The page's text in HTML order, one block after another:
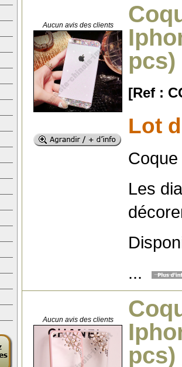
Aucun avis des clients
pcs)
[Ref :
Lot
Les
...
Aucun avis des clients
pcs)